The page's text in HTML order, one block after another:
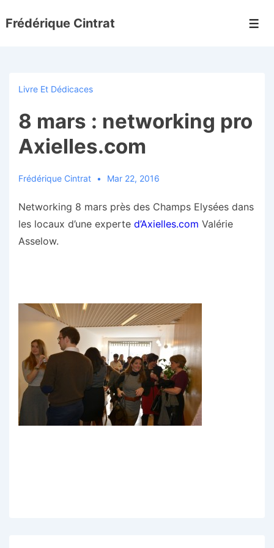
passer
Frédérique Cintrat
Livre Et Dédicaces
8 mars : networking pro
Axielles.com
Frédérique Cintrat Mar 22, 2016
Networking 8 mars près des Champs Elysées dans
les locaux d’une experte d’Axielles.com Valérie
Asselow.